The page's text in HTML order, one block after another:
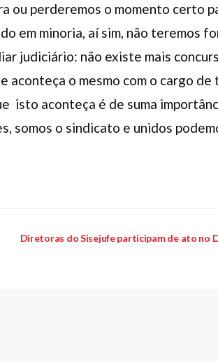
ou perderemos o momento certo
em minoria, aí sim, não teremos
judiciário: não existe mais
aconteça o mesmo com o cargo de
isto aconteça é de suma
somos o sindicato e unidos
Diretoras do Sisejufe participam de ato no